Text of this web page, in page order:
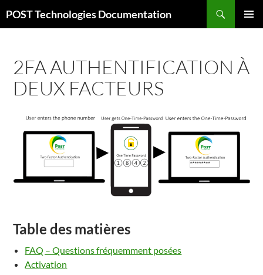
auPOST Technologies Documentation
2FA AUTHENTIFICATION À
DEUX FACTEURS
Table des matières
FAQ – Questions fréquemment posées
Activation